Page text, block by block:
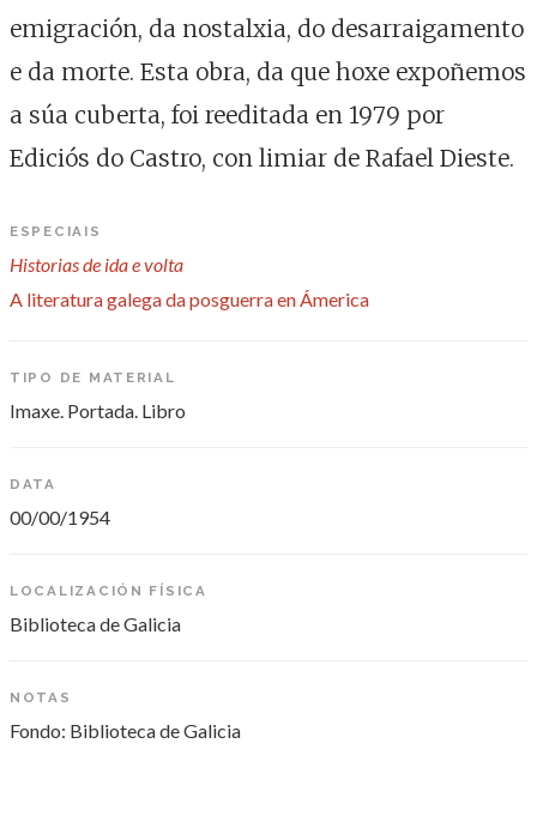
emigración, da nostalxia, do desarraigamento
e da morte. Esta obra, da que hoxe expoñemos
a súa cuberta, foi reeditada en 1979 por
Ediciós do Castro, con limiar de Rafael Dieste.
ESPECIAIS
Historias de ida e volta
A literatura galega da posguerra en Ámerica
TIPO DE MATERIAL
Imaxe. Portada. Libro
DATA
00/00/1954
LOCALIZACIÓN FÍSICA
Biblioteca de Galicia
NOTAS
Fondo: Biblioteca de Galicia